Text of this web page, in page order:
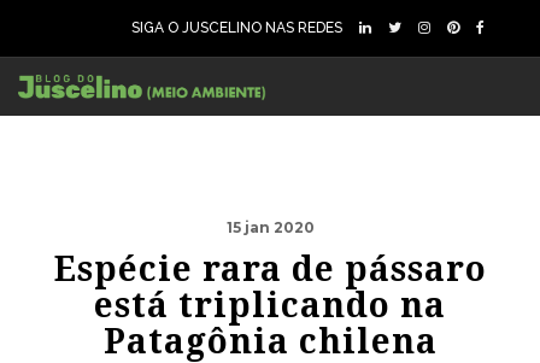
SIGA O JUSCELINO NAS REDES
15 jan 2020
Espécie rara de pássaro
está triplicando na
Patagônia chilena